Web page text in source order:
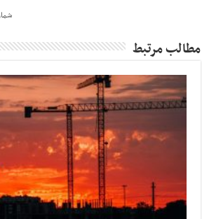
شماره ۳۰۱۵
مطالب مرتبط